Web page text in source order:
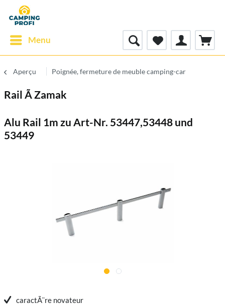
Menu
Aperçu Poignée, fermeture de meuble camping-car
Rail Ã Zamak
Alu Rail 1m zu Art-Nr. 53447,53448 und
53449
caractÃ¨re novateur